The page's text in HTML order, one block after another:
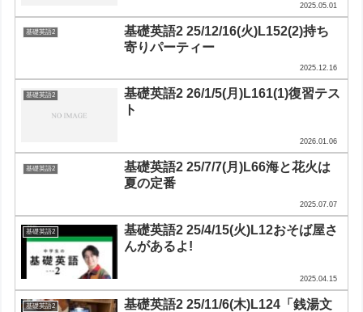
2025.05.01
基礎英語2
基礎英語2 25/12/16(火)L152(2)持ち
寄りパーティー
2025.12.16
基礎英語2
基礎英語2 26/1/5(月)L161(1)復習テス
ト
2026.01.06
基礎英語2
基礎英語2 25/7/7(月)L66海と花火は
夏の定番
2025.07.07
基礎英語2
基礎英語2 25/4/15(火)L12おそば屋さ
んがあるよ!
2025.04.15
基礎英語2
基礎英語2 25/11/6(木)L124「銭湯文